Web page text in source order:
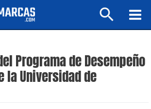
Buscar
Programa de Desempeño
la Universidad de